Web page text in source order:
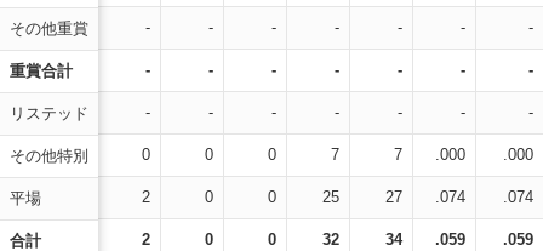
その他重賞
重賞合計
リステッド
その他特別
平場
合計
- - - - - - -
- - - - - - -
- - - - - - -
0 0 0 7 7 .000 .000
2 0 0 25 27 .074 .074
2 0 0 32 34 .059 .059